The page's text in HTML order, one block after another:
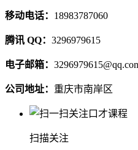
移动电话： 18983787060
腾讯 QQ： 3296979615
电子邮箱：
公司地址： 重庆市南岸区
扫描关注